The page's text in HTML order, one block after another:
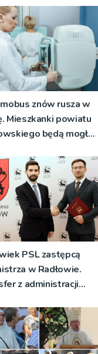
znów rusza w
Mieszkanki powiatu
będą mogły
PSL zastępcą
w Radłowie.
z administracji